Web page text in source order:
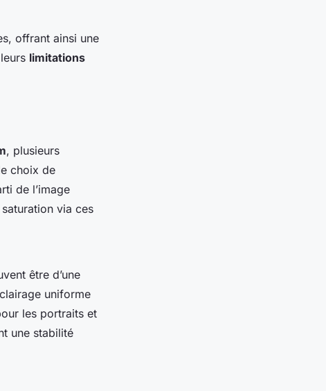
offrant ainsi une
limitations
, plusieurs
choix de
de l’image
via ces
être d’une
uniforme
les portraits et
une stabilité